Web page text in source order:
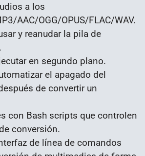
a los
AAC/OGG/OPUS/FLAC/WAV.
y reanudar la pila de
en segundo plano.
el apagado del
de convertir un
con Bash scripts que controlen
conversión.
de línea de comandos